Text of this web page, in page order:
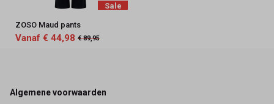
Sale
ZOSO Maud pants
Vanaf € 44,98 € 89,95
Footer
Algemene voorwaarden